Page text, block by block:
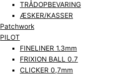
TRÅDOPBEVARING
ÆSKER/KASSER
Patchwork
PILOT
FINELINER 1.3mm
FRIXION BALL 0.7
CLICKER 0,7mm